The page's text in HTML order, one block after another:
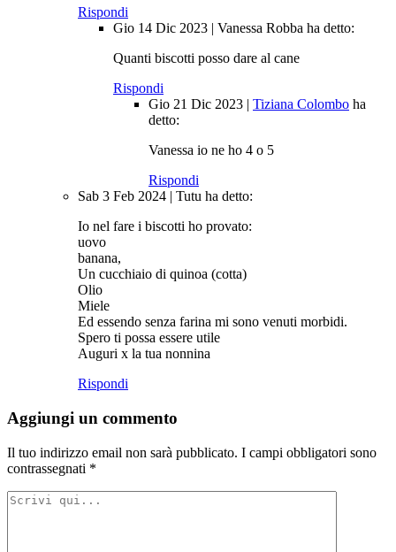
Rispondi
Gio 14 Dic 2023 | Vanessa Robba ha detto:
Quanti biscotti posso dare al cane
Rispondi
Gio 21 Dic 2023 | Tiziana Colombo ha
detto:
Vanessa io ne ho 4 o 5
Rispondi
Sab 3 Feb 2024 | Tutu ha detto:
Io nel fare i biscotti ho provato:
uovo
banana,
Un cucchiaio di quinoa (cotta)
Olio
Miele
Ed essendo senza farina mi sono venuti morbidi.
Spero ti possa essere utile
Auguri x la tua nonnina
Rispondi
Aggiungi un commento
Il tuo indirizzo email non sarà pubblicato. I campi obbligatori sono
contrassegnati *